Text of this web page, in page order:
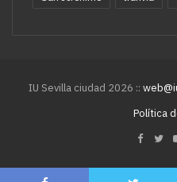
IU Sevilla ciudad 2026 ::
Política